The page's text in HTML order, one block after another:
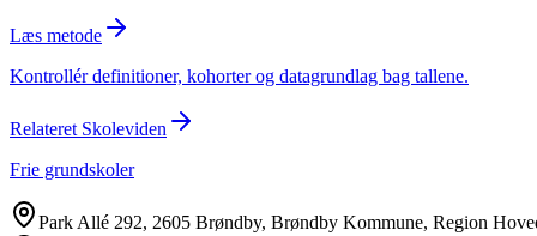
Læs metode
Kontrollér definitioner, kohorter og datagrundlag bag tallene.
Relateret Skoleviden
Frie grundskoler
Park Allé 292, 2605 Brøndby, Brøndby Kommune, Region